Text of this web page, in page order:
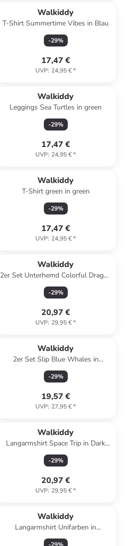
Walkiddy
T-Shirt Summertime Vibes in Blau
-29%
17,47 €
UVP: 24,95 €*
Walkiddy
Leggings Sea Turtles in green
-29%
17,47 €
UVP: 24,95 €*
Walkiddy
T-Shirt green in green
-29%
17,47 €
UVP: 24,95 €*
Walkiddy
2er Set Unterhemd Colorful Dragon
in Multicolored
-29%
20,97 €
UVP: 29,95 €*
Walkiddy
2er Set Slip Blue Whales in
Multicolored
-29%
19,57 €
UVP: 27,95 €*
Walkiddy
Langarmshirt Space Trip in Dark
Blue
-29%
20,97 €
UVP: 29,95 €*
Walkiddy
Langarmshirt Unifarben in
Anthracite